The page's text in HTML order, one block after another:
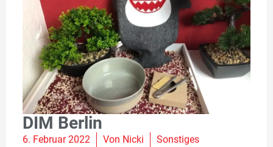
DIM Berlin
6. Februar 2022 Von Nicki
Sonstiges